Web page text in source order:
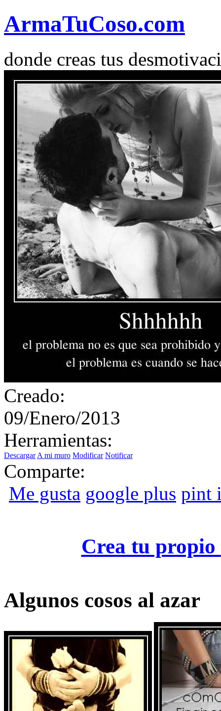
ArmaTuCoso.com
donde creas tus
Creado:
09/Enero/2013
Herramientas:
Descargar A mi muro Modificar Notificar
Comparte:
Me gusta google plus pint
Crea tu propio
Algunos cosos al azar